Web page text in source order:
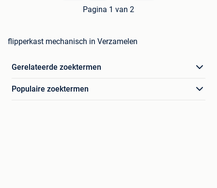
Pagina 1 van 2
flipperkast mechanisch in Verzamelen
Gerelateerde zoektermen
Populaire zoektermen